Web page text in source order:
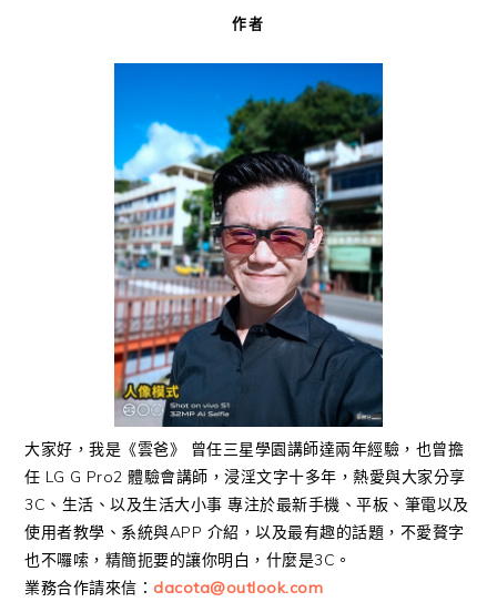
作者
大家好，我是《雲爸》 曾任三星學園講師達兩年經驗，也曾擔
任 LG G Pro2 體驗會講師，浸淫文字十多年，熱愛與大家分享
3C、生活、以及生活大小事 專注於最新手機、平板、筆電以及
使用者教學、系統與APP 介紹，以及最有趣的話題，不愛贅字
也不囉嗦，精簡扼要的讓你明白，什麼是3C。
業務合作請來信： dacota@outlook.com